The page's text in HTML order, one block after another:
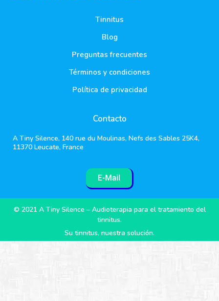
Tinnitus
Blog
Preguntas frecuentes
Términos y condiciones
Política de privacidad
Contacto
A Tiny Silence, 140 rue du Moulinas, Nefs des Sables 25K4,
11370 Leucate, France
E-Mail
© 2021 A Tiny Silence – Audioterapia para el tratamiento del
tinnitus.
Su tinnitus, nuestra solución.